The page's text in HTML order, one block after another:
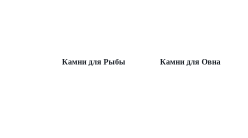
Камни для Рыбы Камни для Овна